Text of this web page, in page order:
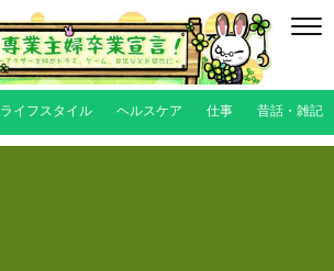
ライフスタイル ヘルスケア 仕事 昔話・雑記